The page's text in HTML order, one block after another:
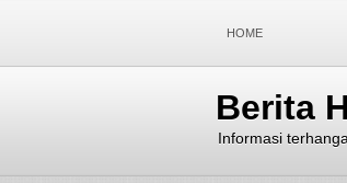
HOME
Berita
Informasi